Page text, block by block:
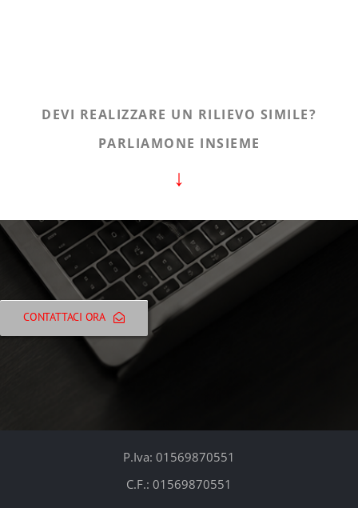
DEVI REALIZZARE UN RILIEVO SIMILE?
PARLIAMONE INSIEME
↓
CONTATTACI ORA
P.Iva: 01569870551
C.F.: 01569870551